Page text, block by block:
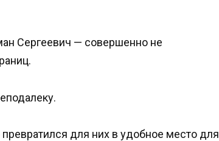
Сергеевич — совершенно не
для них в удобное место для